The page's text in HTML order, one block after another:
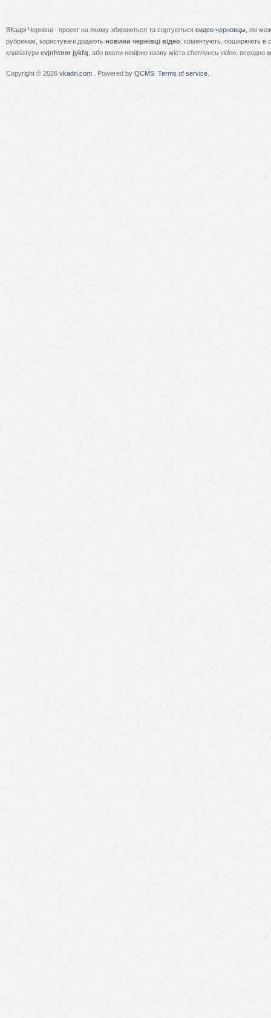
ВКадрі Чернівці - проект на якому збираються та сортуються видео черновцы , які
рубрикам, користувачі додають новини чернівці відео , коментують, поширюють в
клавіатури cvjnhtnm jykfq , або ввели невірно назву міста chernovcu video , всеодно
Copyright © 2026 vkadri.com . Powered by QCMS Terms of service.